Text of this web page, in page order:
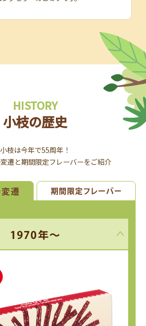
HISTORY
小枝の歴史
小枝は今年で55周年！
遷と期間限定フレーバーをご紹介